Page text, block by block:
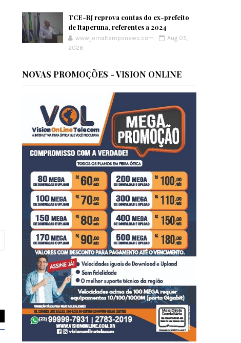
TCE-RJ reprova contas do ex-prefeito
de Itaperuna, referentes a 2024
www.jornaltemponews.com
Aug 05,
2026
NOVAS PROMOÇÕES - VISION ONLINE